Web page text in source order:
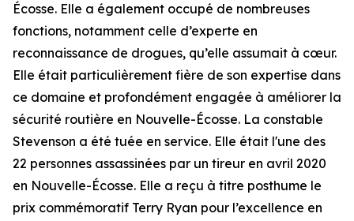
Écosse. Elle a également occupé de nombreuses
fonctions, notamment celle d’experte en
reconnaissance de drogues, qu’elle assumait à cœur.
Elle était particulièrement fière de son expertise dans
ce domaine et profondément engagée à améliorer la
sécurité routière en Nouvelle-Écosse. La constable
Stevenson a été tuée en service. Elle était l'une des
22 personnes assassinées par un tireur en avril 2020
en Nouvelle-Écosse. Elle a reçu à titre posthume le
prix commémoratif Terry Ryan pour l’excellence en